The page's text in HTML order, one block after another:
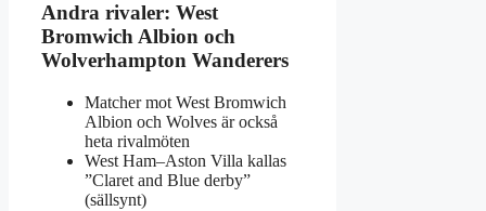
Andra rivaler: West
Bromwich Albion och
Wolverhampton Wanderers
Matcher mot West Bromwich
Albion och Wolves är också
heta rivalmöten
West Ham–Aston Villa kallas
”Claret and Blue derby”
(sällsynt)